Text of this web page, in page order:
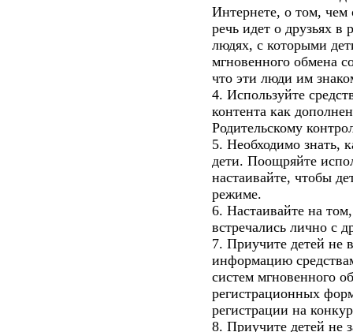
Интернете, о том, чем
речь идет о друзьях
людях, с которыми
мгновенного обмена
что эти люди им
4. Используйте
контента как
Родительскому
5. Необходимо знать,
дети. Поощряйте
настаивайте, чтобы
режиме.
6. Настаивайте на
встречались лично с
7. Приучите детей не
информацию
систем мгновенного
регистрационных
регистрации на
8. Приучите детей не